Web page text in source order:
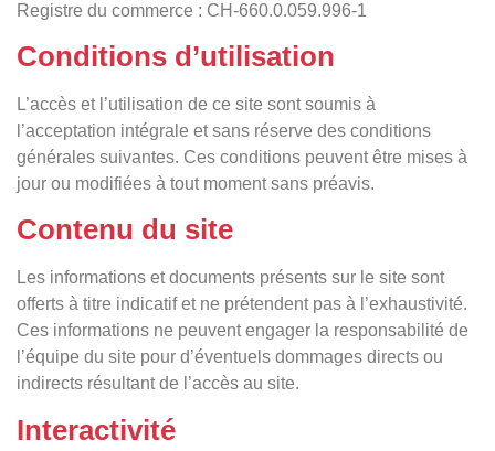
Registre du commerce : CH-660.0.059.996-1
Conditions d’utilisation
L’accès et l’utilisation de ce site sont soumis à
l’acceptation intégrale et sans réserve des conditions
générales suivantes. Ces conditions peuvent être mises à
jour ou modifiées à tout moment sans préavis.
Contenu du site
Les informations et documents présents sur le site sont
offerts à titre indicatif et ne prétendent pas à l’exhaustivité.
Ces informations ne peuvent engager la responsabilité de
l’équipe du site pour d’éventuels dommages directs ou
indirects résultant de l’accès au site.
Interactivité